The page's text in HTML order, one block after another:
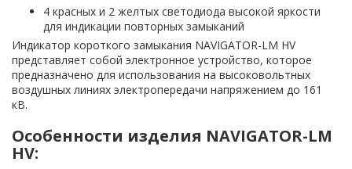
4 красных и 2 желтых светодиода высокой яркости
для индикации повторных замыканий
Индикатор короткого замыкания NAVIGATOR-LM HV
представляет собой электронное устройство, которое
предназначено для использования на высоковольтных
воздушных линиях электропередачи напряжением до 161
кВ.
Особенности изделия NAVIGATOR-LM
HV: